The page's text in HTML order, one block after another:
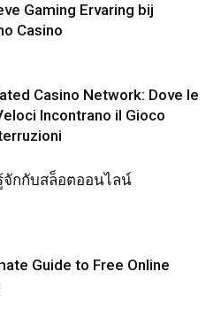
Gaming Ervaring bij
Casino
Casino Network: Dove le
Incontrano il Gioco
กกับสล็อตออนไลน์
Guide to Free Online